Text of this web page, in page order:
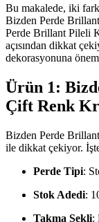
Bu makalede, iki
Bizden Perde
Perde Brillant Pileli
açısından dikkat
dekorasyonuna
Ürün 1:
Çift Renk
Bizden Perde
ile dikkat çekiyor.
Perde Tipi:
Stok Adedi:
Takma Şekli: